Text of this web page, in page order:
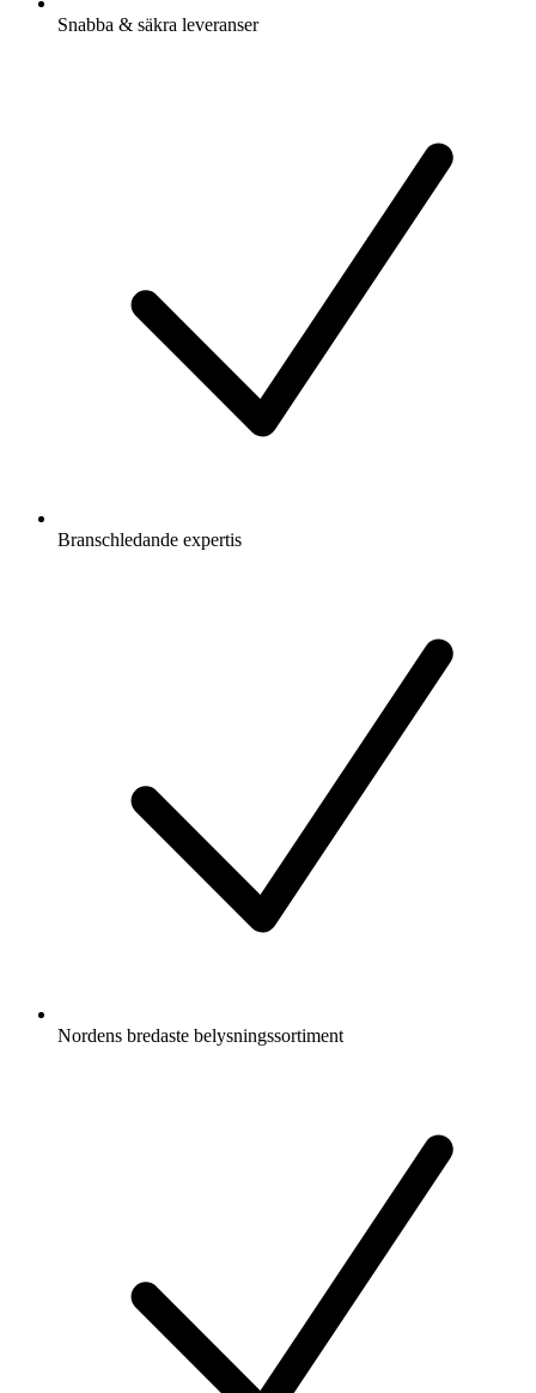
Snabba & säkra leveranser
Branschledande expertis
Nordens bredaste belysningssortiment